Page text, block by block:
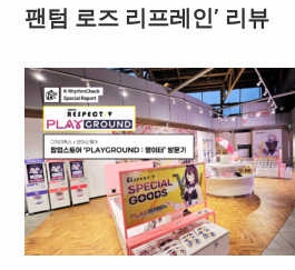
팬텀 로즈 리프레인’ 리뷰